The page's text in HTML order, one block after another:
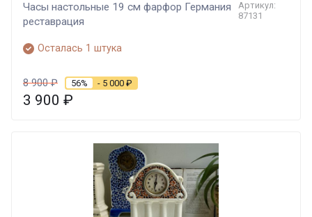
Часы настольные 19 см фарфор Германия
реставрация
Артикул:
87131
Осталась 1 штука
8 900₽ 56% - 5 000 ₽
3 900 ₽